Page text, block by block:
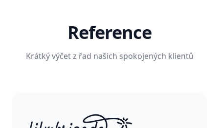
Reference
Krátký výčet z řad našich spokojených klientů